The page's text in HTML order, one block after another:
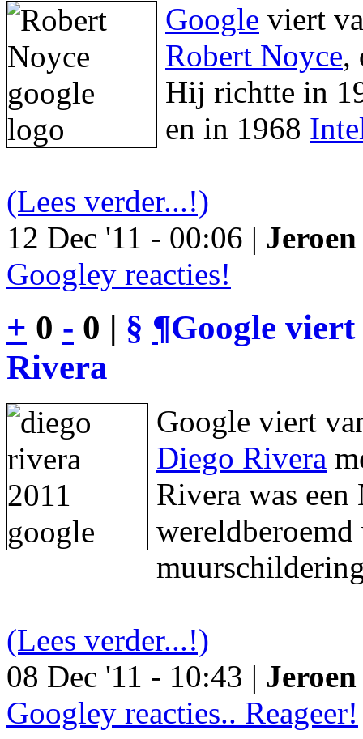
Google viert
Robert Noyce,
Hij richtte in
en in 1968
(Lees verder...!)
12 Dec '11 - 00:06 |
Googley reacties!
+ 0 - 0 | § ¶Google
Rivera
Google viert
Diego Rivera
Rivera was een
(Lees verder...!)
08 Dec '11 - 10:43 |
Googley reacties.. Reageer!